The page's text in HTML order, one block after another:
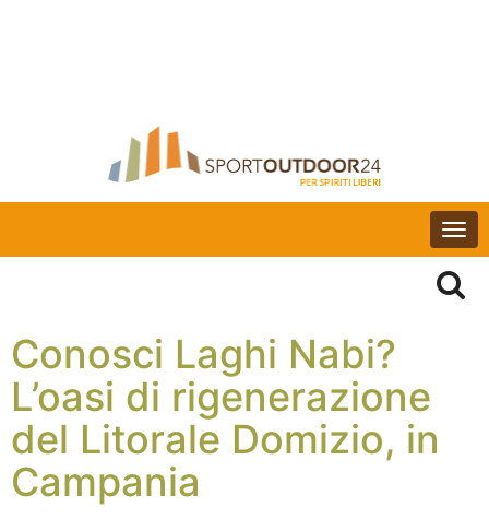
Conosci Laghi Nabi?
L’oasi di rigenerazione
del Litorale Domizio, in
Campania